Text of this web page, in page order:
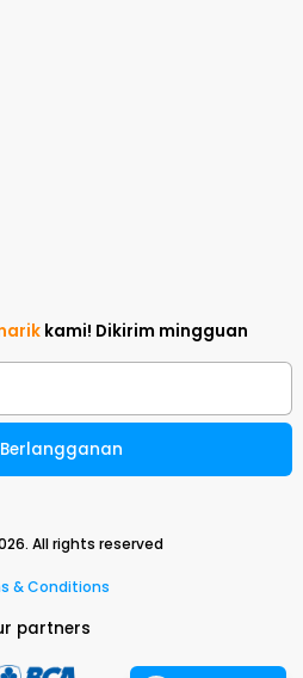
kami! Dikirim mingguan
. All rights reserved
& Conditions
partners